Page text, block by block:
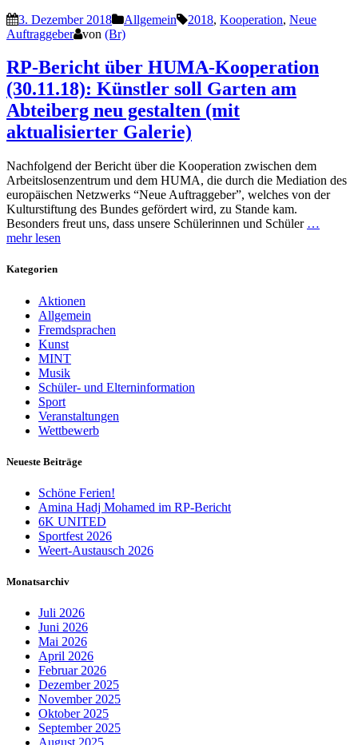
3. Dezember 2018 Allgemein 2018, Kooperation, Neue
Auftraggeber
von (Br)
RP-Bericht über HUMA-Kooperation
(30.11.18): Künstler soll Garten am
Abteiberg neu gestalten (mit
aktualisierter Galerie)
Nachfolgend der Bericht über die Kooperation zwischen dem
Arbeitslosenzentrum und dem HUMA, die durch die Mediation des
europäischen Netzwerks “Neue Auftraggeber”, welches von der
Kulturstiftung des Bundes gefördert wird, zu Stande kam.
Besonders freut uns, dass unsere Schülerinnen und Schüler …
mehr lesen
Kategorien
Aktionen
Allgemein
Fremdsprachen
Kunst
MINT
Musik
Schüler- und Elterninformation
Sport
Veranstaltungen
Wettbewerb
Neueste Beiträge
Schöne Ferien!
Amina Hadj Mohamed im RP-Bericht
6K UNITED
Sportfest 2026
Weert-Austausch 2026
Monatsarchiv
Juli 2026
Juni 2026
Mai 2026
April 2026
Februar 2026
Dezember 2025
November 2025
Oktober 2025
September 2025